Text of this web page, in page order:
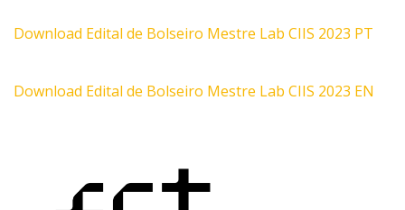
Download Edital de Bolseiro Mestre Lab CIIS 2023 PT
Download Edital de Bolseiro Mestre Lab CIIS 2023 EN